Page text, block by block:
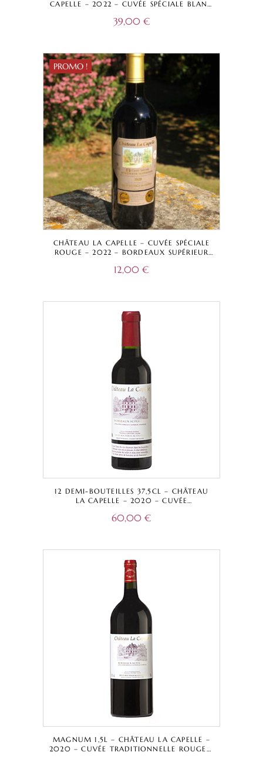
CAPELLE – 2022 – CUVÉE SPÉCIALE BLANC
– VIN DE FRANCE
39,00 €
PROMO !
CHÂTEAU LA CAPELLE – CUVÉE SPÉCIALE
ROUGE – 2022 – BORDEAUX SUPÉRIEUR
12,00 €
12 DEMI-BOUTEILLES 37,5CL – CHÂTEAU
LA CAPELLE – 2020 – CUVÉE
SUPÉRIEUR A.O.C.
60,00 €
MAGNUM 1,5L – CHÂTEAU LA CAPELLE –
2020 – CUVÉE TRADITIONNELLE ROUGE –